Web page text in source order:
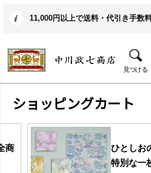
11,000円以上で送料・代引き手数
見つける
ショッピングカート
商
ひとしお
特別な一